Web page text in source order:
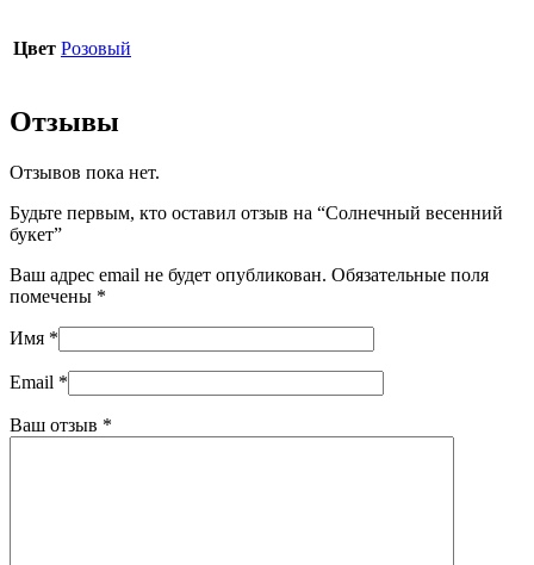
Цвет Розовый
Отзывы
Отзывов пока нет.
Будьте первым, кто оставил отзыв на “Солнечный весенний
букет”
Ваш адрес email не будет опубликован. Обязательные поля
помечены *
Имя *
Email *
Ваш отзыв *